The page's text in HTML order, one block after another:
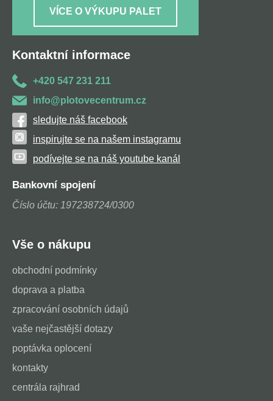
VÍCE O VÝKUPU PALET
Kontaktní informace
+420 547 231 211
info@plotovecentrum.cz
sledujte náš facebook
inspirujte se na našem instagramu
podívejte se na náš youtube kanál
Bankovní spojení
Číslo účtu: 197238724/0300
Vše o nákupu
obchodní podmínky
doprava a platba
zpracování osobních údajů
vaše nejčastější dotazy
poptávka oplocení
kontakty
centrála rajhrad